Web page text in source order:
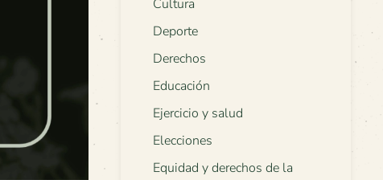
Cultura
Deporte
Derechos
Educación
Ejercicio y salud
Elecciones
Equidad y derechos de la